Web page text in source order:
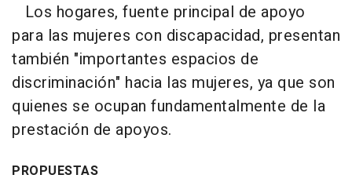
Los hogares, fuente principal de apoyo
para las mujeres con discapacidad, presentan
también "importantes espacios de
discriminación" hacia las mujeres, ya que son
quienes se ocupan fundamentalmente de la
prestación de apoyos.
PROPUESTAS